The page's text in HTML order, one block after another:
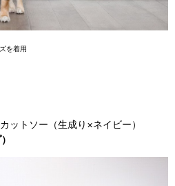
を着用
トソー（生成り×ネイビー）